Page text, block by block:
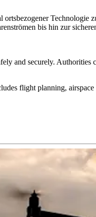
Technologie
bis hin zur
and securely. Authorities
flight planning,